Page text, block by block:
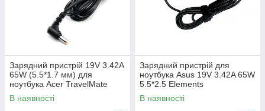
Зарядний пристрій 19V 3.42A
65W (5.5*1.7 мм) для
ноутбука Acer TravelMate
P2510-G2-M
В наявності
Зарядний пристрій для
ноутбука Asus 19V 3.42A 65W
5.5*2.5 Elements
В наявності